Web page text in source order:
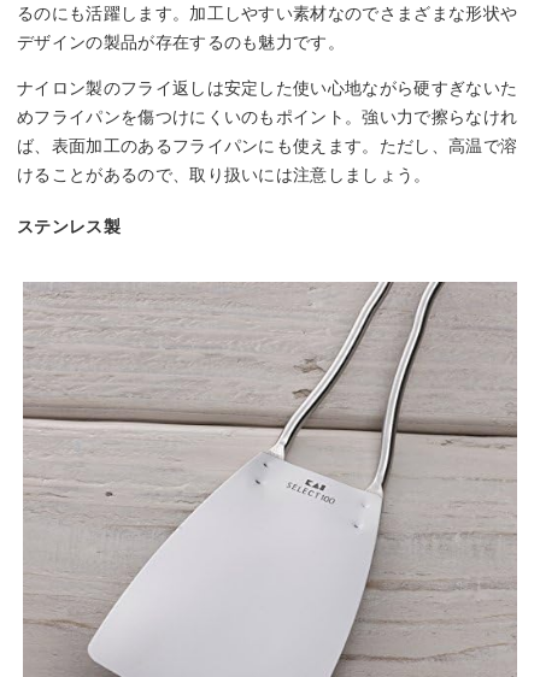
るのにも活躍します。加工しやすい素材なのでさまざまな形状や
デザインの製品が存在するのも魅力です。
ナイロン製のフライ返しは安定した使い心地ながら硬すぎないた
めフライパンを傷つけにくいのもポイント。強い力で擦らなけれ
ば、表面加工のあるフライパンにも使えます。ただし、高温で溶
けることがあるので、取り扱いには注意しましょう。
ステンレス製